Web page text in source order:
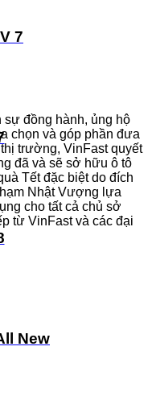
7
New
sự đồng hành, ủng hộ
chọn và góp phần đưa
trường, VinFast quyết
đã và sẽ sở hữu ô tô
Tết đặc biệt do đích
Nhật Vượng lựa
cho tất cả chủ sở
từ VinFast và các đại